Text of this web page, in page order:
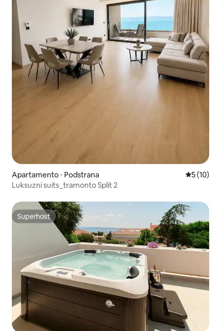
Apartamento ⋅ Podstrana 5 de uma
5 (10)
Luksuzni suits_tramonto Split 2
Superhost
Superhost